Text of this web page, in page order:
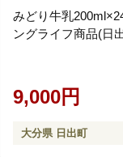
みどり牛乳
ングライフ商品(日
9,000円
大分県 日出町